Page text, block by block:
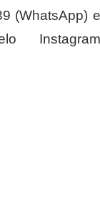
(WhatsApp) e
Instagram